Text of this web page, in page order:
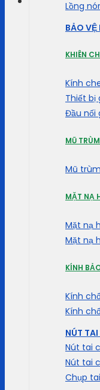
Lồng
BẢO
KHIÊN
Kính
Thiết bị
Đầu nối
MŨ
Mũ trùm
MẶT NẠ
Mặt nạ
Mặt nạ
KÍNH
Kính
Kính
NÚT
Nút tai
Nút tai
Chụp